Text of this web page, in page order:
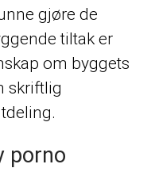
gjøre de
tiltak er
om byggets
skriftlig
porno